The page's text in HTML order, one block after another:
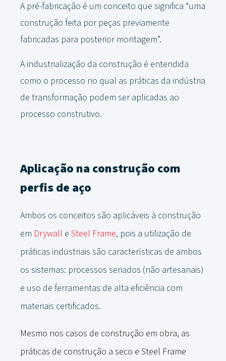
A pré-fabricação é um conceito que significa “uma
construção feita por peças previamente
fabricadas para posterior montagem”.
A industrialização da construção é entendida
como o processo no qual as práticas da indústria
de transformação podem ser aplicadas ao
processo construtivo.
Aplicação na construção com
perfis de aço
Ambos os conceitos são aplicáveis ​​à construção
em Drywall e Steel Frame, pois a utilização de
práticas industriais são características de ambos
os sistemas: processos seriados (não artesanais)
e uso de ferramentas de alta eficiência com
materiais certificados.
Mesmo nos casos de construção em obra, as
práticas de construção a seco e Steel Frame